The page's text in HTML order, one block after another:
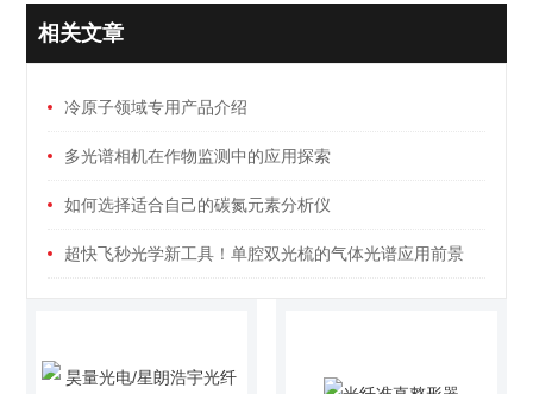
相关文章
冷原子领域专用产品介绍
多光谱相机在作物监测中的应用探索
如何选择适合自己的碳氮元素分析仪
超快飞秒光学新工具！单腔双光梳的气体光谱应用前景